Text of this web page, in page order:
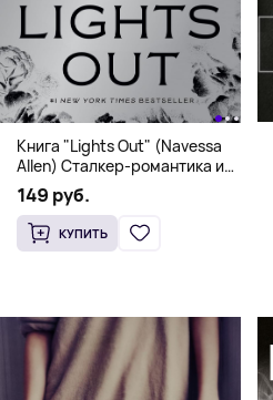
Книга "Lights Out" (Navessa
Allen) Сталкер-романтика и
человек в маске (18+)
149 руб.
КУПИТЬ